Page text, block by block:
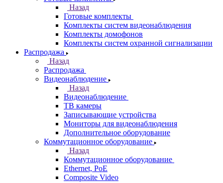
Назад
Готовые комплекты
Комплекты систем видеонаблюдения
Комплекты домофонов
Комплекты систем охранной сигнализации
Распродажа
Назад
Распродажа
Видеонаблюдение
Назад
Видеонаблюдение
ТВ камеры
Записывающие устройства
Мониторы для видеонаблюдения
Дополнительное оборудование
Коммутационное оборудование
Назад
Коммутационное оборудование
Ethernet, PoE
Composite Video